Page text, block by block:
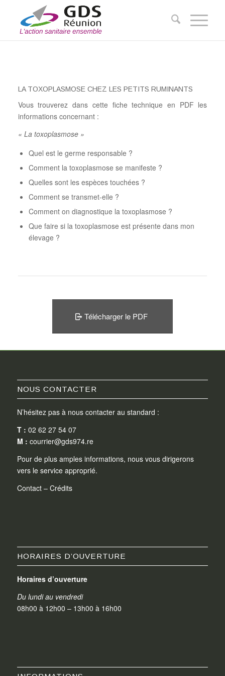
LA TOXOPLASMOSE CHEZ LES PETITS RUMINANTS
Vous trouverez dans cette fiche technique en PDF les
informations concernant :
« La toxoplasmose »
Quel est le germe responsable ?
Comment la toxoplasmose se manifeste ?
Quelles sont les espèces touchées ?
Comment se transmet-elle ?
Comment on diagnostique la toxoplasmose ?
Que faire si la toxoplasmose est présente dans mon
élevage ?
Télécharger le PDF
NOUS CONTACTER
N’hésitez pas à nous contacter au standard :
T : 02 62 27 54 07
M : courrier@gds974.re
Pour de plus amples informations, nous vous dirigerons
vers le service approprié.
Contact– Crédits
HORAIRES D’OUVERTURE
Horaires d’ouverture
Du lundi au vendredi
08h00 à 12h00 – 13h00 à 16h00